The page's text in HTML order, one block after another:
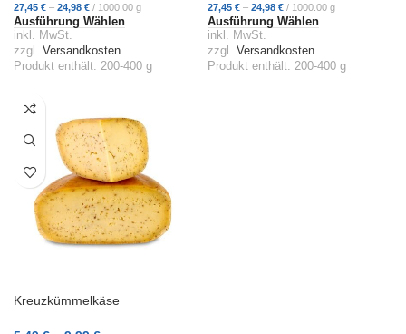
27,45 € – 24,98 € / 1000.00 g
Ausführung Wählen
inkl. MwSt.
zzgl. Versandkosten
Produkt enthält: 200-400 g
27,45 € – 24,98 € / 1000.00 g
Ausführung Wählen
inkl. MwSt.
zzgl. Versandkosten
Produkt enthält: 200-400 g
Kreuzkümmelkäse